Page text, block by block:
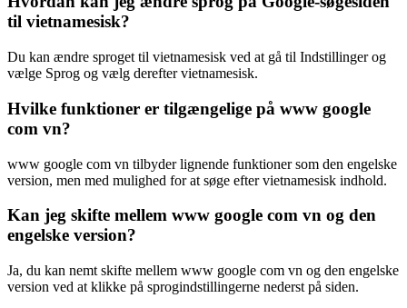
til vietnamesisk?
Du kan ændre sproget til vietnamesisk ved at gå til Indstillinger og
vælge Sprog og vælg derefter vietnamesisk.
Hvilke funktioner er tilgængelige på www google
com vn?
www google com vn tilbyder lignende funktioner som den engelske
version, men med mulighed for at søge efter vietnamesisk indhold.
Kan jeg skifte mellem www google com vn og den
engelske version?
Ja, du kan nemt skifte mellem www google com vn og den engelske
version ved at klikke på sprogindstillingerne nederst på siden.